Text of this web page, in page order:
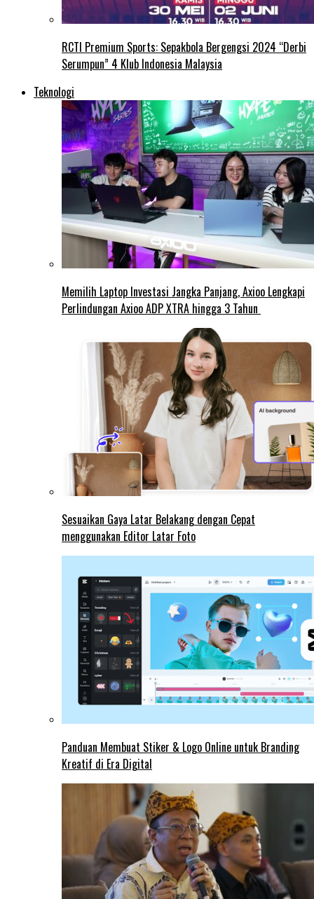
RCTI Premium Sports: Sepakbola Bergengsi 2024 “Derbi
Serumpun” 4 Klub Indonesia Malaysia
Teknologi
Memilih Laptop Investasi Jangka Panjang, Axioo Lengkapi
Perlindungan Axioo ADP XTRA hingga 3 Tahun
Sesuaikan Gaya Latar Belakang dengan Cepat
menggunakan Editor Latar Foto
Panduan Membuat Stiker & Logo Online untuk Branding
Kreatif di Era Digital